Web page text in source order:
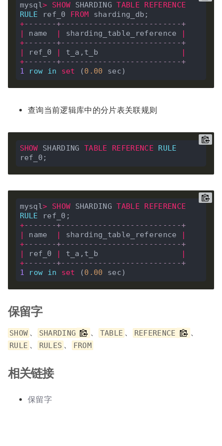
mysql> SHOW SHARDING TABLE
REFERENCE
RULE
ref_0 FROM
+-------+--------------------------+
name sharding_table_reference
+-------+--------------------------+
ref_0 t_a,t_b
+-------+--------------------------+
1
row in set (0 . 00
查询当前逻辑库中的分片表关联规则
SHOW SHARDING TABLE REFERENCE
RULE
mysql> SHOW SHARDING TABLE
REFERENCE
RULE
+-------+--------------------------+
name sharding_table_reference
+-------+--------------------------+
ref_0 t_a,t_b
+-------+--------------------------+
1
row in set (0 . 00
保留字
SHOW 、 SHARDING 、 TABLE 、 REFERENCE 、
RULE 、 RULES 、 FROM
相关链接
保留字